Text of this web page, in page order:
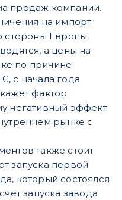
продаж компании.
на импорт
стороны Европы
а цены на
по причине
с начала года
фактор
негативный эффект
рынке с
также стоит
запуска первой
который состоялся
запуска завода